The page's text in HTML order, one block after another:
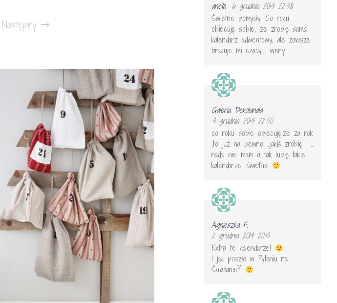
Następny
aneta
6 grudnia 2014 22:38
Świetne pomysły. Co roku
obiecuję sobie, że zrobię sama
kalendarz adwentowy, ale zawsze
brakuje mi czasy i weny.
Galeria Dekolandia
4 grudnia 2014 22:30
co roku sobie obiecuję,że za rok
,to już na pewno …jakiś zrobię i …
nadal nie mam a tak lubię takie
kalendarze ,świetne
Agnieszka F.
2 grudnia 2014 20:13
Extra te kalendarze!
I jak poszło w Pytaniu na
Śniadanie?